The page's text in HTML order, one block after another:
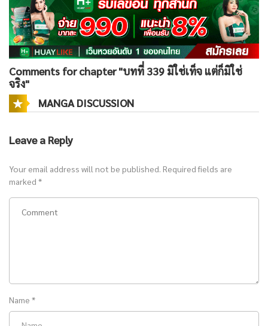
Comments for chapter "บทที่ 339 มิใช่เท็จ แต่ก็มิใช่
จริง"
MANGA DISCUSSION
Leave a Reply
Your email address will not be published. Required fields are
marked *
Name *